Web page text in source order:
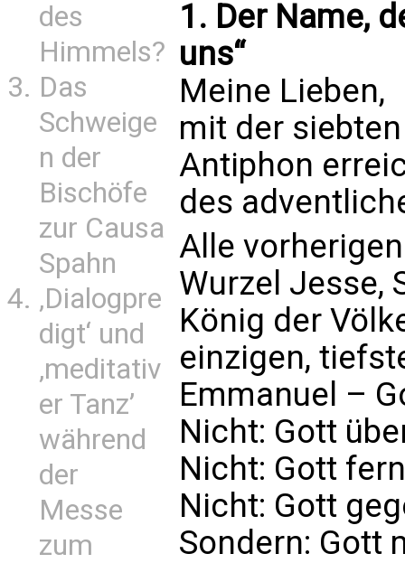
des
Himmels?
Das
Schweige
n der
Bischöfe
zur Causa
Spahn
‚Dialogpre
digt‘ und
‚meditativ
er Tanz’
während
der
Messe
zum
1. Der Name,
uns“
Meine Lieben,
mit der
Antiphon
des
Alle
Wurzel Jesse,
König der
einzigen,
Emmanuel –
Nicht: Gott
Nicht: Gott
Nicht: Gott
Sondern: Gott